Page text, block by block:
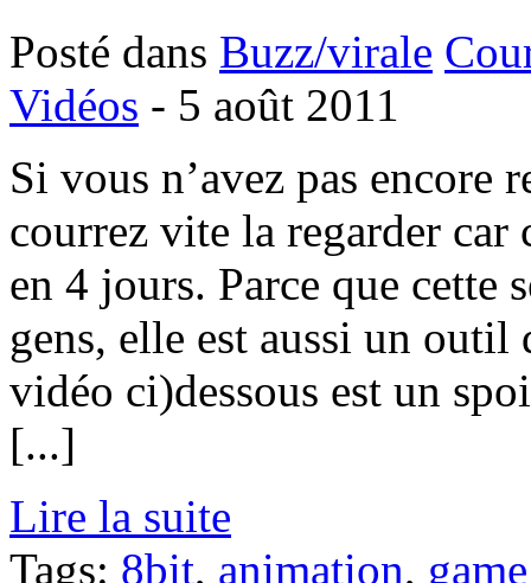
Posté dans Buzz/virale
Vidéos - 5 août 2011
Si vous n’avez pas encore
courrez vite la regarder car
en 4 jours. Parce que cette
gens, elle est aussi un
vidéo ci)dessous est un
[...]
Lire la suite
Tags: 8bit, animation,